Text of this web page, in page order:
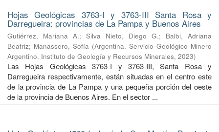
Hojas Geológicas 3763-I y 3763-III Santa Rosa y
Darregueira: provincias de La Pampa y Buenos Aires
Gutiérrez, Mariana A.; Silva Nieto, Diego G.; Balbi, Adriana
Beatriz; Manassero, Sofía (Argentina. Servicio Geológico Minero
Argentino. Instituto de Geología y Recursos Minerales, 2023)
Las Hojas Geológicas 3763-I y 3763-III, Santa Rosa y
Darregueira respectivamente, están situadas en el centro este
de la provincia de La Pampa y una pequeña porción del oeste
de la provincia de Buenos Aires. En el sector ...